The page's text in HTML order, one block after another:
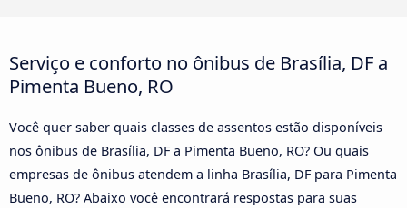
Serviço e conforto no ônibus de Brasília, DF a
Pimenta Bueno, RO
Você quer saber quais classes de assentos estão disponíveis
nos ônibus de Brasília, DF a Pimenta Bueno, RO? Ou quais
empresas de ônibus atendem a linha Brasília, DF para Pimenta
Bueno, RO? Abaixo você encontrará respostas para suas